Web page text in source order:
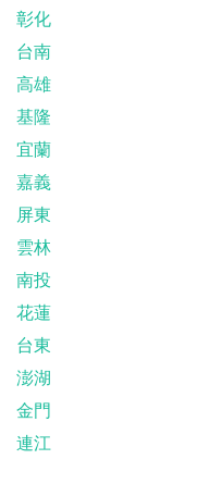
彰化
台南
高雄
基隆
宜蘭
嘉義
屏東
雲林
南投
花蓮
台東
澎湖
金門
連江